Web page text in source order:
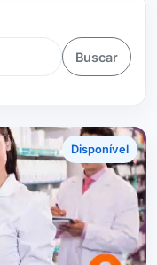
Buscar
Disponível